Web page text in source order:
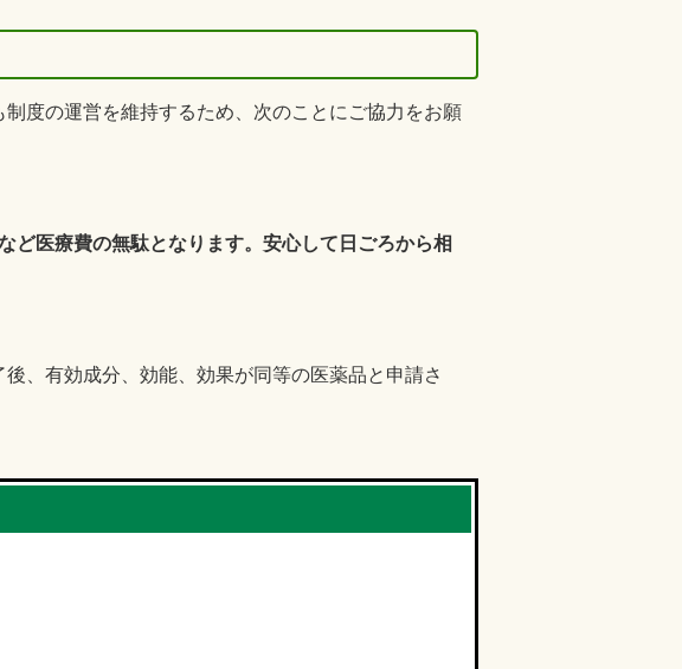
度の運営を維持するため、次のことにご協力をお願
ど医療費の無駄となります。安心して日ごろから相
、有効成分、効能、効果が同等の医薬品と申請さ